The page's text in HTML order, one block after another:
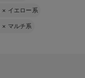
× イエロー系
× マルチ系